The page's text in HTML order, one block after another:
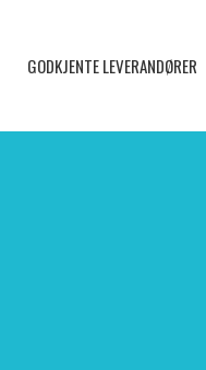
GODKJENTE LEVERANDØRER